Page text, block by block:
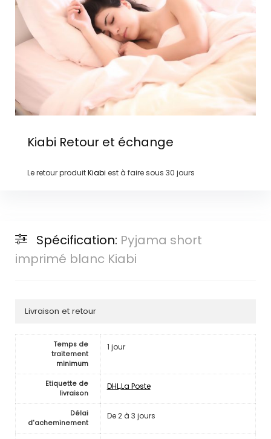
Kiabi Retour et échange
Le retour produitKiabi est à faire sous 30 jours
Spécification: Pyjama short
imprimé blanc Kiabi
Livraison et retour
Temps de
traitement
minimum
1 jour
Etiquette de
livraison
DHL,La Poste
Délai
d'acheminement
De 2 à 3 jours